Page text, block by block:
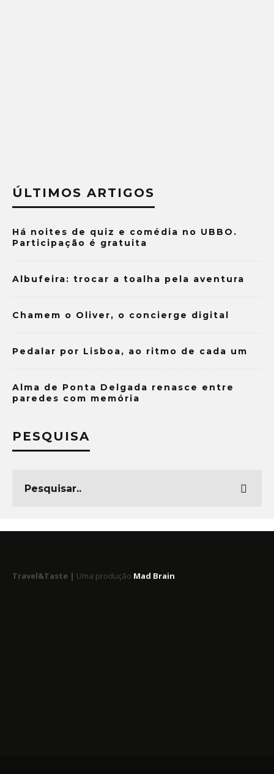
ÚLTIMOS ARTIGOS
Há noites de quiz e comédia no UBBO.
Participação é gratuita
Albufeira: trocar a toalha pela aventura
Chamem o Oliver, o concierge digital
Pedalar por Lisboa, ao ritmo de cada um
Alma de Ponta Delgada renasce entre
paredes com memória
PESQUISA
Travel&Taste | Uma produção Mad Brain